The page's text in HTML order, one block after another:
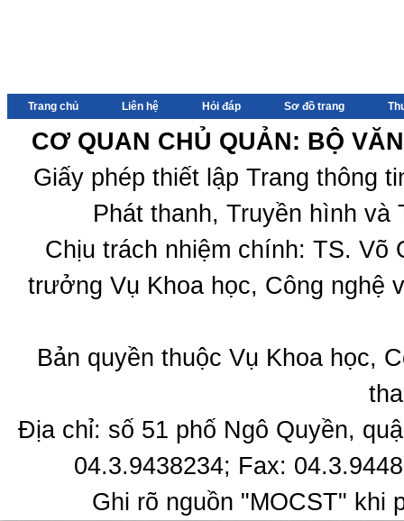
Trang chủ Liên hệ Hỏi đáp Sơ đồ trang
CƠ QUAN CHỦ QUẢN: BỘ
Giấy phép thiết lập Trang thông
Phát thanh, Truyền hình
Chịu trách nhiệm chính: TS.
trưởng Vụ Khoa học, Công nghệ
Bản quyền thuộc Vụ Khoa học,
Địa chỉ: số 51 phố Ngô Quyền,
04.3.9438234; Fax:
Ghi rõ nguồn "MOCST" khi